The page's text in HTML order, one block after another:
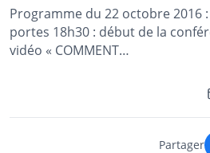
Programme du 22 octobre 2016
portes 18h30 : début de la
vidéo « COMMENT…
Partager